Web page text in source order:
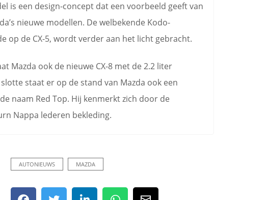
is een design-concept dat een voorbeeld geeft van
nieuwe modellen. De welbekende Kodo-
op de CX-5, wordt verder aan het licht gebracht.
Mazda ook de nieuwe CX-8 met de 2.2 liter
staat er op de stand van Mazda ook een
naam Red Top. Hij kenmerkt zich door de
Nappa lederen bekleding.
AUTONIEUWS MAZDA